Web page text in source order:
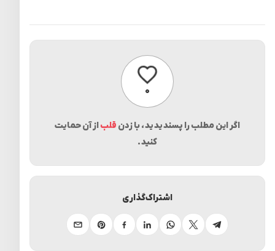
۰پسندیدن
اگر این مطلب را پسندیدید، با زدن قلباز آن حمایت
کنید.
اشتراک‌گذاری
تلگرامایکسواتساپلینکدینفیسبوکپینترستایمیل